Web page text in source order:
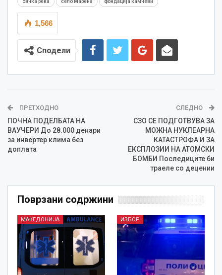
овчка река село Марена фондација камчеви
1,566
Сподели
ПРЕТХОДНО
ПОЧНА ПОДЕЛБАТА НА
ВАУЧЕРИ До 28.000 денари
за инвертер клима без
доплата
СЛЕДНО
СЗО СЕ ПОДГОТВУВА ЗА
МОЖНА НУКЛЕАРНА
КАТАСТРОФА И ЗА
ЕКСПЛОЗИИ НА АТОМСКИ
БОМБИ Последиците би
траеле со децении
Поврзани содржини
МАКЕДОНИЈА ИЗБОР